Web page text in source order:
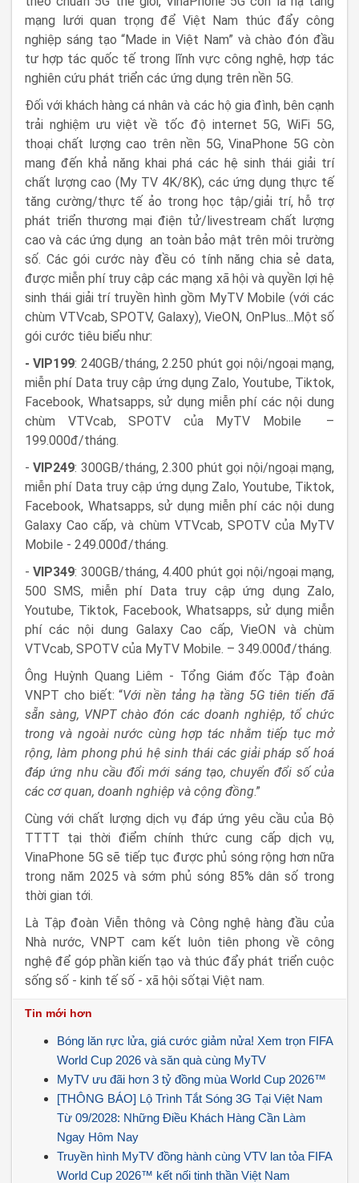
mạng lưới quan trọng để Việt Nam thúc đẩy công
nghiệp sáng tạo “Made in Việt Nam” và chào đón đầu
tư hợp tác quốc tế trong lĩnh vực công nghệ, hợp tác
nghiên cứu phát triển các ứng dụng trên nền 5G.
Đối với khách hàng cá nhân và các hộ gia đình, bên cạnh
trải nghiệm ưu việt về tốc độ internet 5G, WiFi 5G,
thoại chất lượng cao trên nền 5G, VinaPhone 5G còn
mang đến khả năng khai phá các hệ sinh thái giải trí
chất lượng cao (My TV 4K/8K), các ứng dụng thực tế
tăng cường/thực tế ảo trong học tập/giải trí, hỗ trợ
phát triển thương mại điện tử/livestream chất lượng
cao và các ứng dụng an toàn bảo mật trên môi trường
số. Các gói cước này đều có tính năng chia sẻ data,
được miễn phí truy cập các mạng xã hội và quyền lợi hệ
sinh thái giải trí truyền hình gồm MyTV Mobile (với các
chùm VTVcab, SPOTV, Galaxy), VieON, OnPlus...Một số
gói cước tiêu biểu như:
- VIP199: 240GB/tháng, 2.250 phút gọi nội/ngoại mạng,
miễn phí Data truy cập ứng dụng Zalo, Youtube, Tiktok,
Facebook, Whatsapps, sử dụng miễn phí các nội dung
chùm VTVcab, SPOTV của MyTV Mobile
–
199.000đ/tháng.
-VIP249: 300GB/tháng, 2.300 phút gọi nội/ngoại mạng,
miễn phí Data truy cập ứng dụng Zalo, Youtube, Tiktok,
Facebook, Whatsapps, sử dụng miễn phí các nội dung
Galaxy Cao cấp, và chùm VTVcab, SPOTV của MyTV
Mobile - 249.000đ/tháng.
-VIP349: 300GB/tháng, 4.400 phút gọi nội/ngoại mạng,
500 SMS, miễn phí Data truy cập ứng dụng Zalo,
Youtube, Tiktok, Facebook, Whatsapps, sử dụng miễn
phí các nội dung Galaxy Cao cấp, VieON và chùm
VTVcab, SPOTV của MyTV Mobile. – 349.000đ/tháng.
Ông Huỳnh Quang Liêm - Tổng Giám đốc Tập đoàn
VNPT cho biết: “Với nền tảng hạ tầng 5G tiên tiến đã
sẵn sàng, VNPT chào đón các doanh nghiệp, tổ chức
trong và ngoài nước cùng hợp tác nhằm tiếp tục mở
rộng, làm phong phú hệ sinh thái các giải pháp số hoá
đáp ứng nhu cầu đổi mới sáng tạo, chuyển đổi số của
các cơ quan, doanh nghiệp và cộng đồng.”
Cùng với chất lượng dịch vụ đáp ứng yêu cầu của Bộ
TTTT tại thời điểm chính thức cung cấp dịch vụ,
VinaPhone 5G sẽ tiếp tục được phủ sóng rộng hơn nữa
trong năm 2025 và sớm phủ sóng 85% dân số trong
thời gian tới.
Là Tập đoàn Viễn thông và Công nghệ hàng đầu của
Nhà nước, VNPT cam kết luôn tiên phong về công
nghệ để góp phần kiến tạo và thúc đẩy phát triển cuộc
sống số - kinh tế số - xã hội sốtại Việt nam.
Tin mới hơn
Bóng lăn rực lửa, giá cước giảm nửa! Xem trọn FIFA
World Cup 2026 và săn quà cùng MyTV
MyTV ưu đãi hơn 3 tỷ đồng mùa World Cup 2026™
[THÔNG BÁO] Lộ Trình Tắt Sóng 3G Tại Việt Nam
Từ 09/2028: Những Điều Khách Hàng Cần Làm
Ngay Hôm Nay
Truyền hình MyTV đồng hành cùng VTV lan tỏa FIFA
World Cup 2026™ kết nối tinh thần Việt Nam